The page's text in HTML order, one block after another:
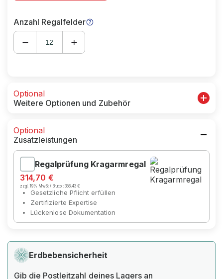
Anzahl Regalfelder
Optional
Weitere Optionen und Zubehör
Optional
Zusatzleistungen
Regalprüfung Kragarmregal
314,70 €
zzgl. 19% MwSt / Brutto :356,43 €
Gesetzliche Pflicht erfüllen
Zertifizierte Expertise
Lückenlose Dokumentation
Erdbebensicherheit
Gib die Postleitzahl deines Lagers an